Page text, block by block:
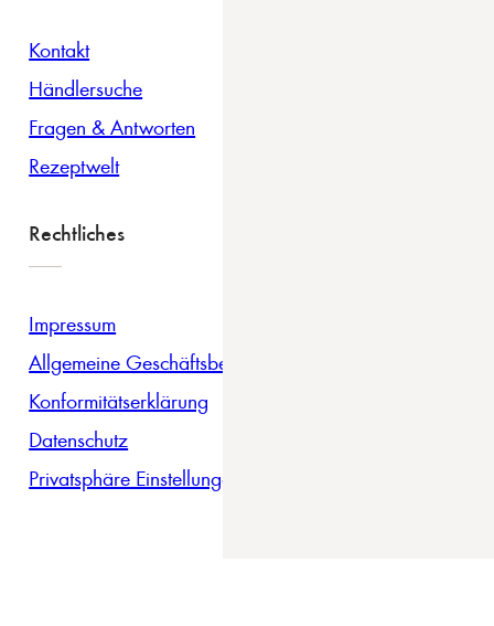
Kontakt
Händlersuche
Fragen & Antworten
Rezeptwelt
Rechtliches
Impressum
Allgemeine Geschäftsbedingungen
Konformitätserklärung
Datenschutz
Privatsphäre Einstellungen